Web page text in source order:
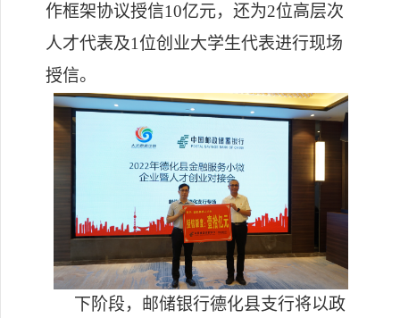
作框架协议授信10亿元，还为2位高层次
人才代表及1位创业大学生代表进行现场
授信。
下阶段，邮储银行德化县支行将以政